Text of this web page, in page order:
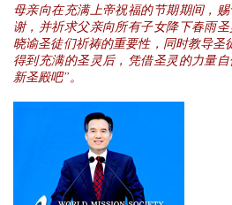
母亲向在充满上帝祝福的节期期间，
谢，并祈求父亲向所有子女降下春雨
晓谕圣徒们祈祷的重要性，同时教导圣
得到充满的圣灵后，凭借圣灵的力量
新圣殿吧”。